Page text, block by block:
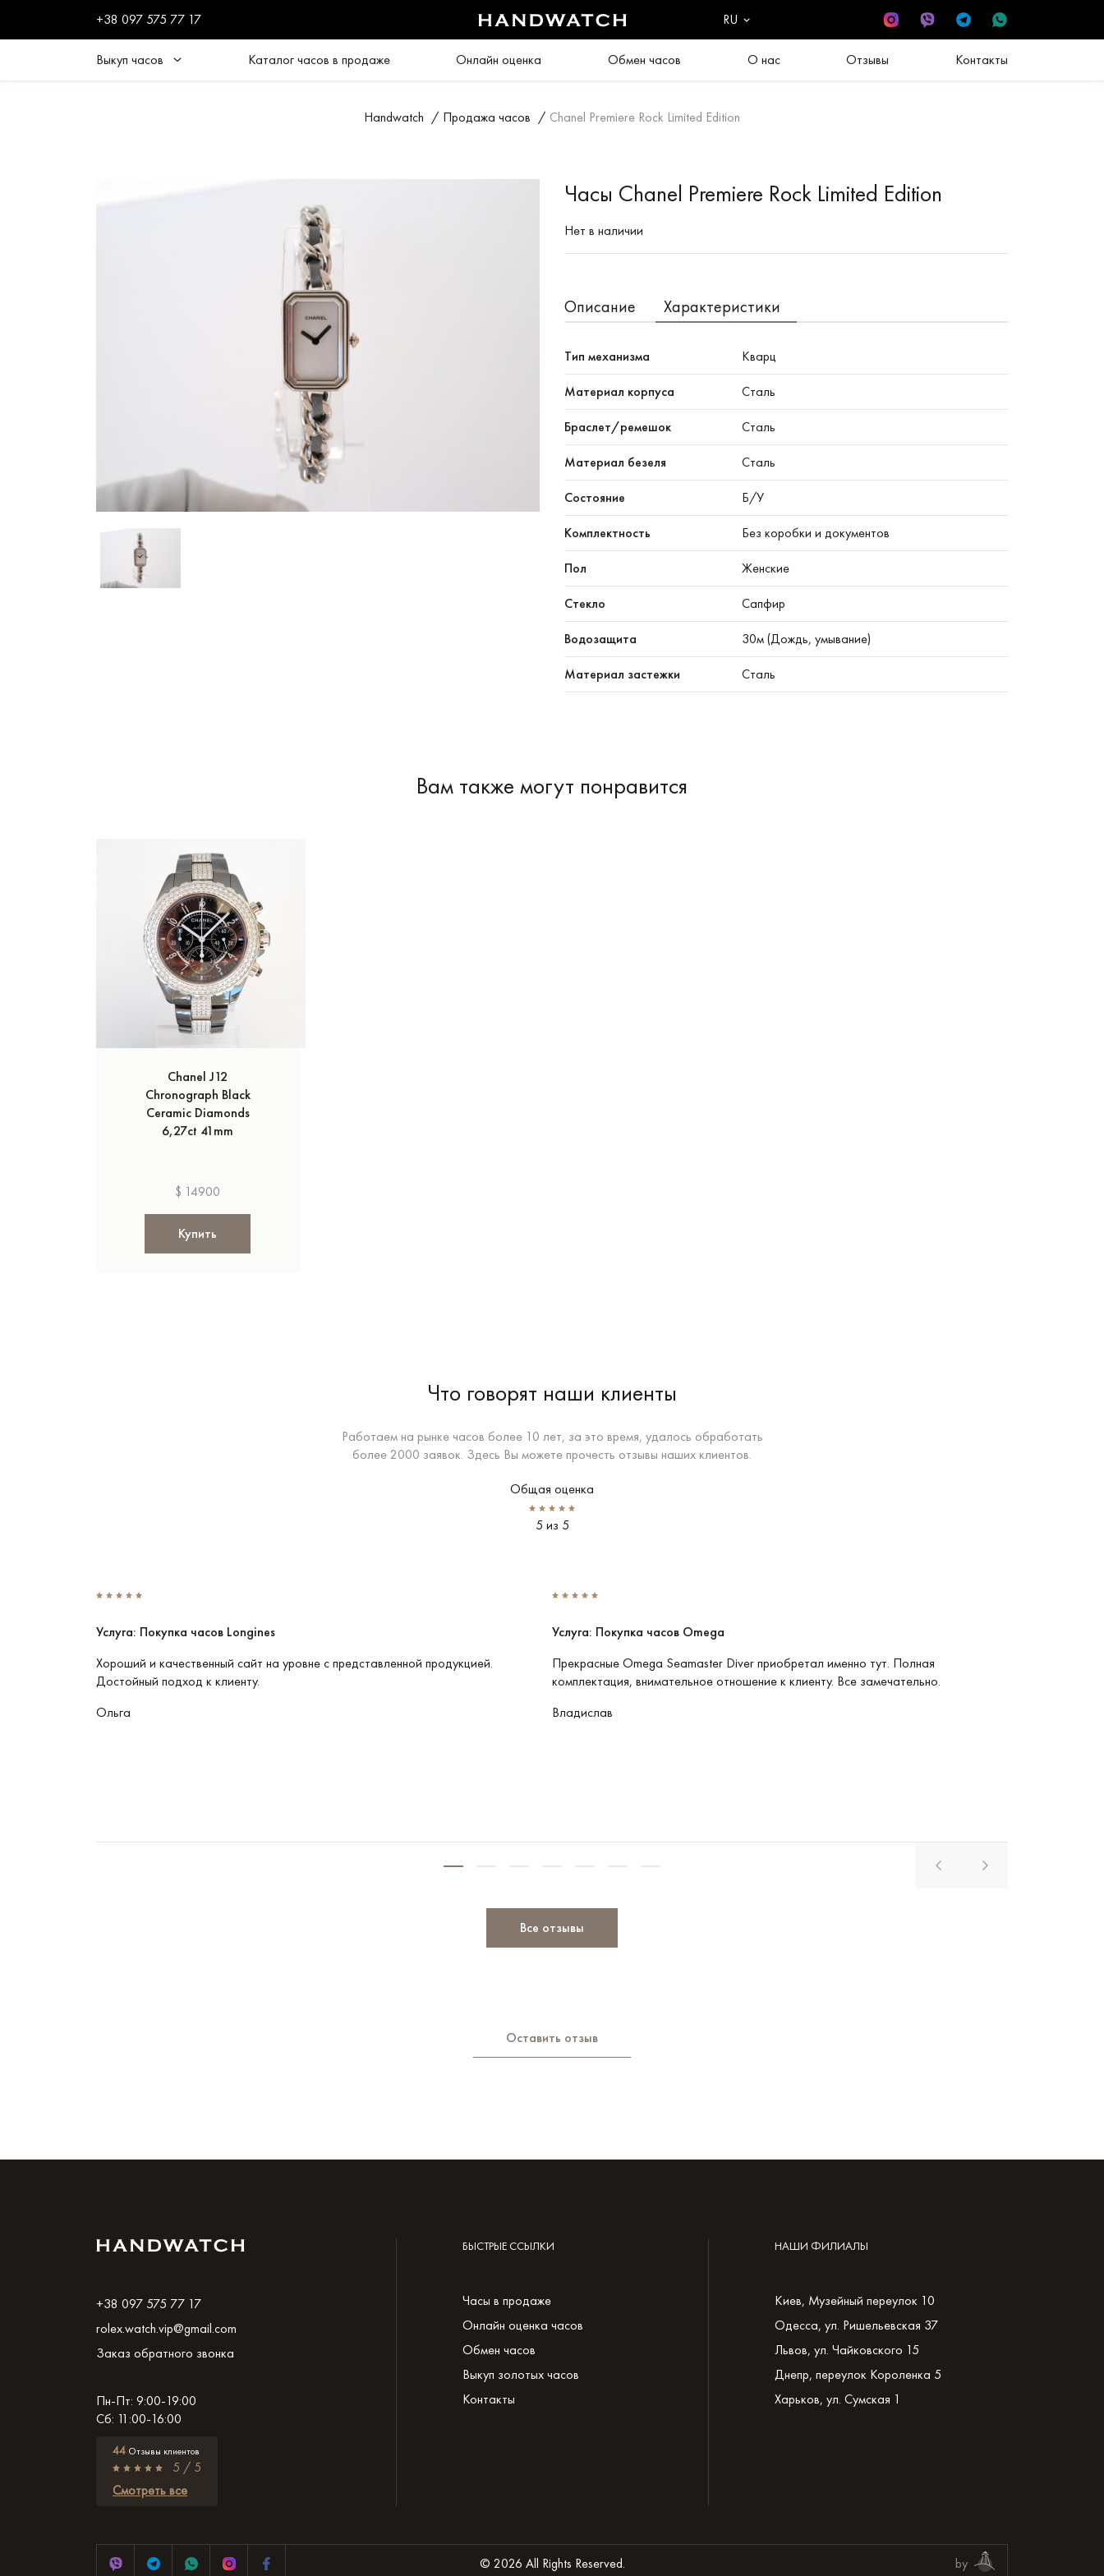
+38 097 575 77 17 RU
Выкуп часов Каталог часов в продаже Онлайн оценка Обмен часов О нас Отзывы Контакты
Handwatch / Продажа часов / Chanel Premiere Rock Limited Edition
Часы Chanel Premiere Rock Limited Edition
Нет в наличии
Описание Характеристики
Тип механизма Кварц
Материал корпуса Сталь
Браслет/ремешок Сталь
Материал безеля Сталь
Состояние Б/У
Комплектность Без коробки и документов
Пол Женские
Стекло Сапфир
Водозащита 30м (Дождь, умывание)
Материал застежки Сталь
Вам также могут понравится
Chanel J12
Chronograph Black
Ceramic Diamonds
6,27ct 41mm
$ 14900
Купить
Что говорят наши клиенты
Работаем на рынке часов более 10 лет, за это время, удалось обработать
более 2000 заявок. Здесь Вы можете прочесть отзывы наших клиентов.
Общая оценка
5 из 5
Услуга: Покупка часов Longines
Хороший и качественный сайт на уровне с представленной продукцией.
Достойный подход к клиенту.
Ольга
Услуга: Покупка часов Omega
Прекрасные Omega Seamaster Diver приобретал именно тут. Полная
комплектация, внимательное отношение к клиенту. Все замечательно.
Владислав
Все отзывы
Оставить отзыв
+38 097 575 77 17
rolex.watch.vip@gmail.com
Заказ обратного звонка
Пн-Пт: 9:00-19:00
Сб: 11:00-16:00
44 Отзывы клиентов
5 / 5
Смотреть все
БЫСТРЫЕ ССЫЛКИ
Часы в продаже
Онлайн оценка часов
Обмен часов
Выкуп золотых часов
Контакты
НАШИ ФИЛИАЛЫ
Киев, Музейный переулок 10
Одесса, ул. Ришельевская 37
Львов, ул. Чайковского 15
Днепр, переулок Короленка 5
Харьков, ул. Сумская 1
© 2026 All Rights Reserved. by